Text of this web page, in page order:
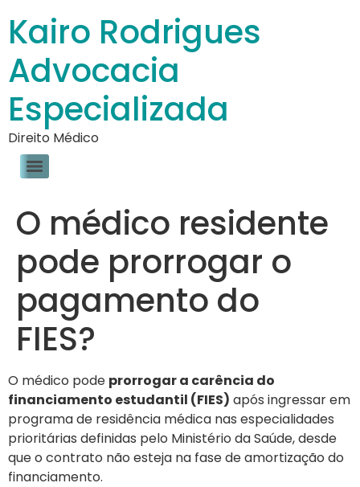
Kairo Rodrigues
Advocacia
Especializada
Direito Médico
O médico residente
pode prorrogar o
pagamento do
FIES?
O médico pode prorrogar a carência do
financiamento estudantil (FIES) após ingressar em
programa de residência médica nas especialidades
prioritárias definidas pelo Ministério da Saúde, desde
que o contrato não esteja na fase de amortização do
financiamento.